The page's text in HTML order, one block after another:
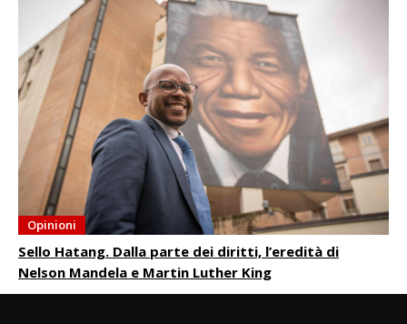
Opinioni
Sello Hatang. Dalla parte dei diritti, l’eredità di
Nelson Mandela e Martin Luther King